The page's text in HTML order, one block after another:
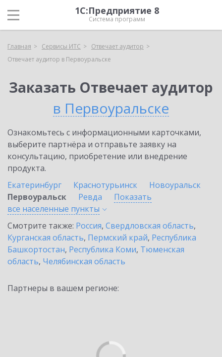
1С:Предприятие 8
Система программ
Главная Сервисы ИТС
Отвечает аудитор
Отвечает аудитор в Первоуральске
Заказать Отвечает аудитор
в Первоуральске
Ознакомьтесь с информационными карточками,
выберите партнёра и отправьте заявку на
консультацию, приобретение или внедрение
продукта.
Екатеринбург
Краснотурьинск
Новоуральск
Первоуральск
Ревда
Показать
все населенные пункты
Смотрите также: Россия, Свердловская область,
Курганская область, Пермский край, Республика
Башкортостан, Республика Коми, Тюменская
область, Челябинская область
Партнеры в вашем регионе: